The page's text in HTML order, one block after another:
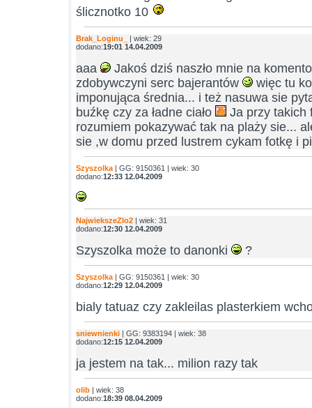
ślicznotko 10
Brak_Loginu_
| wiek: 29
dodano:19:01 14.04.2009
aaa
Jakoś dziś naszło mnie na
zdobywczyni serc bajerantów
więc tu
imponująca średnia... i też nasuwa sie
buźkę czy za ładne ciało
Ja przy takich
rozumiem pokazywać tak na plaży sie...
sie ,w domu przed lustrem cykam fotkę i
Szyszolka | GG: 9150361 | wiek: 30
dodano:12:33 12.04.2009
NajwiekszeZlo2 | wiek: 31
dodano:12:30 12.04.2009
Szyszolka może to danonki ?
Szyszolka | GG: 9150361 | wiek: 30
dodano:12:29 12.04.2009
bialy tatuaz czy zakleilas plasterkiem
sniewnienki | GG: 9383194 | wiek: 38
dodano:12:15 12.04.2009
ja jestem na tak... milion razy tak
olib | wiek: 38
dodano:18:39 08.04.2009